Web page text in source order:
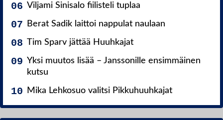
Viljami Sinisalo fiilisteli tuplaa
Berat Sadik laittoi nappulat naulaan
Tim Sparv jättää Huuhkajat
Yksi muutos lisää – Janssonille ensimmäinen
kutsu
Mika Lehkosuo valitsi Pikkuhuuhkajat